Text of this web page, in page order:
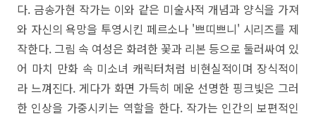
다. 금송가현 작가는 이와 같은 미술사적 개념과 양식을 가져
와 자신의 욕망을 투영시킨 페르소나 '쁘띠쁘니' 시리즈를 제
작한다. 그림 속 여성은 화려한 꽃과 리본 등으로 둘러싸여 있
어 마치 만화 속 미소녀 캐릭터처럼 비현실적이며 장식적이
라 느껴진다. 게다가 화면 가득히 메운 선명한 핑크빛은 그러
한 인상을 가중시키는 역할을 한다. 작가는 인간의 보편적인